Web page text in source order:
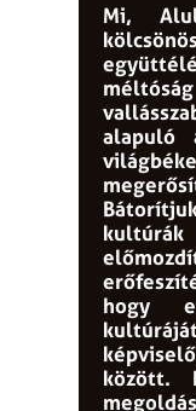
Mi,
alapuló
hogy
között.